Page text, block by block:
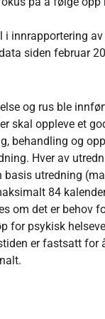
innrapportering
siden februar
og rus ble
skal oppleve et
behandling og
Hver av
utredning
84
om det er behov
for psykisk
er fastsatt for